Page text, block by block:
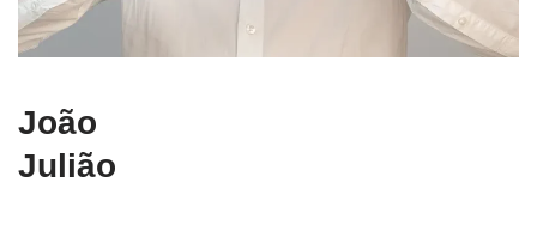
João
Julião